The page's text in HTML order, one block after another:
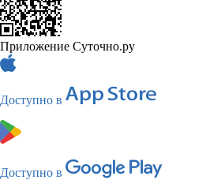
Приложение Суточно.ру
Доступно в
Доступно в